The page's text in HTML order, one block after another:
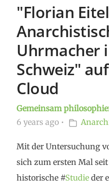
"Florian
Uhrmacher
Schweiz"
Cloud
Gemeinsam
6 years ago
Mit der Untersuchung
sich zum ersten Mal
historische #Studie der